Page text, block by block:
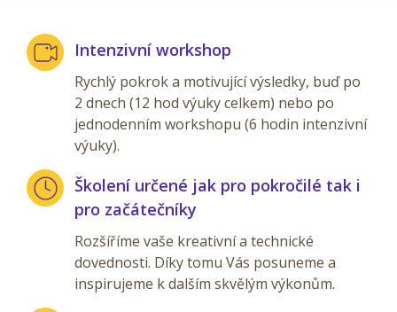
Intenzivní workshop
Rychlý pokrok a motivující výsledky, buď po
2 dnech (12 hod výuky celkem) nebo po
jednodenním workshopu (6 hodin intenzivní
výuky).
Školení určené jak pro pokročilé tak i
pro začátečníky
Rozšíříme vaše kreativní a technické
dovednosti. Díky tomu Vás posuneme a
inspirujeme k dalším skvělým výkonům.